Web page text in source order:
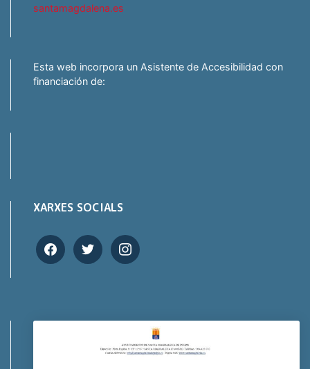
santamagdalena.es
Esta web incorpora un Asistente de Accesibilidad con
financiación de:
XARXES SOCIALS
facebooktwitter instagram